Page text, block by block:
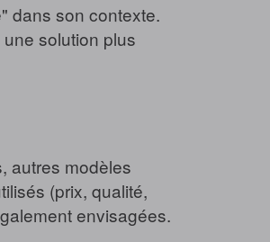
dans son contexte.
solution plus
autres modèles
(prix, qualité,
envisagées.